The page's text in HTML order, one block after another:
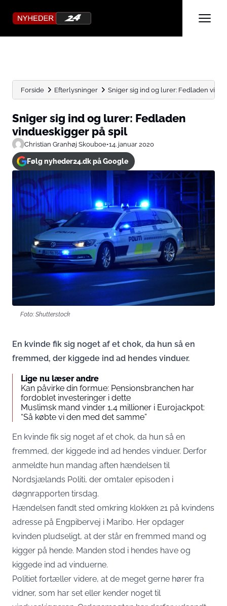
Forside Efterlysninger Sniger sig ind og lurer: Fedladen
Sniger sig ind og lurer: Fedladen
vindueskigger på spil
Christian Granhøj Skouboe•14. januar 2020
Følg nyheder24.dk på Google
Foto: Shutterstock
En kvinde fik sig noget af et chok, da hun så en
fremmed, der kiggede ind ad hendes vinduer.
Lige nu læser andre
Kan påvirke din formue: Pensionsbranchen har
fordoblet investeringer i dette
Muslimsk mand vinder 1,4 millioner i Eurojackpot:
“Så købte vi den med det samme”
En kvinde fik sig noget af et chok, da hun så en
fremmed, der kiggede ind ad hendes vinduer. Derfor
anmeldte hun mandag aften hændelsen til
Nordsjælands Politi, der omtaler episoden i
døgnrapporten tirsdag.
Hændelsen fandt sted omkring klokken 21 på kvindens
adresse på Engpibervej i Maribo. Her opdager
kvinden pludseligt, at der står en fremmed mand og
kigger på hende. Manden stod i hendes have og
kiggede ind ad vinduerne.
Politiet fortæller videre, at de meget gerne hører fra
vidner, som har set eller kender noget til